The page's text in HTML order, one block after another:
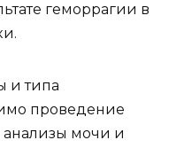
геморрагии в
и типа
проведение
анализы мочи и